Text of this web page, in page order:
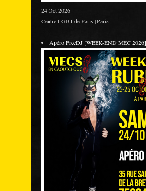
24 Oct 2026
Centre LGBT de Paris | Paris
Apéro FreeDJ [WEEK-END MEC 2026]